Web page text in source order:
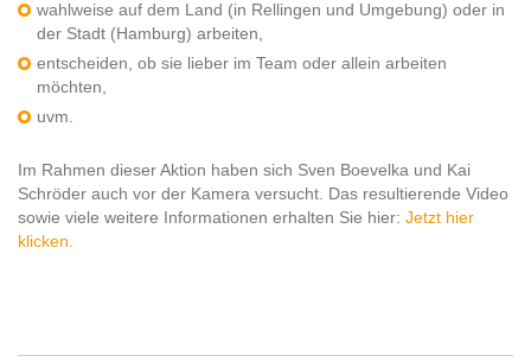
wahlweise auf dem Land (in Rellingen und Umgebung) oder in
der Stadt (Hamburg) arbeiten,
entscheiden, ob sie lieber im Team oder allein arbeiten
möchten,
uvm.
Im Rahmen dieser Aktion haben sich Sven Boevelka und Kai
Schröder auch vor der Kamera versucht. Das resultierende Video
sowie viele weitere Informationen erhalten Sie hier: Jetzt hier
klicken.